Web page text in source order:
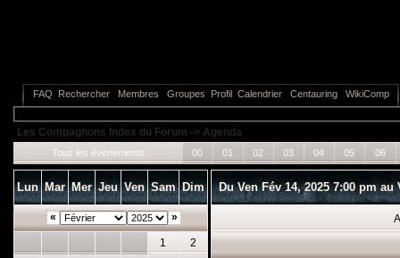
FAQ Rechercher Membres Groupes Profil Calendrier Centauring WikiComp
Les Compagnons Index du Forum -> Agenda
Tous les événements 00 01 02 03 04 05 06
Lun Mar Mer Jeu Ven Sam Dim
« »
1 2
Du Ven Fév 14, 2025 7:00 pm